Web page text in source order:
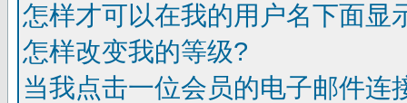
怎样才可以在我的用户名下面显
怎样改变我的等级?
当我点击一位会员的电子邮件连